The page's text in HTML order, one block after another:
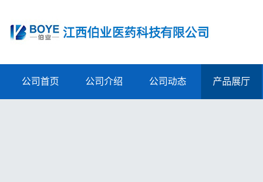
公司首页 公司介绍 公司动态 产品展厅